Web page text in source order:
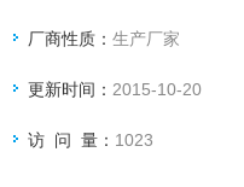
厂商性质：生产厂家
更新时间： 2015-10-20
访 问 量： 1023